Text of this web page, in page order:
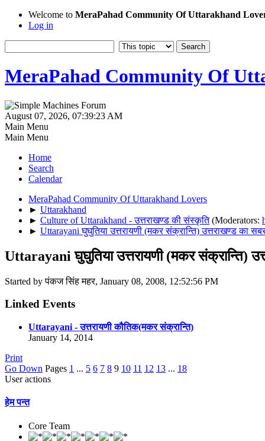
Welcome to MeraPahad Community Of Uttarakhand
Log in
MeraPahad Community Of
August 07, 2026, 07:39:23 AM
Main Menu
Main Menu
Home
Search
Calendar
MeraPahad Community Of Uttarakhand Lovers
► Uttarakhand
► Culture of Uttarakhand - उत्तराखण्ड की संस्कृति (Moderators:
► Uttarayani घुघुतिया उत्तरायणी (मकर संक्रान्ति) उत्तराखण्ड का
Uttarayani घुघुतिया उत्तरायणी (मकर संक्रान्ति)
Started by पंकज सिंह महर, January 08, 2008, 12:52:56 PM
Linked Events
Uttarayani - उत्तरायणी कौतिक(मकर संक्रान्ति)
January 14, 2014
Print
Go Down Pages 1 ... 5 6 7 8 9 10 11 12 13 ... 18
User actions
हेम पन्त
Core Team